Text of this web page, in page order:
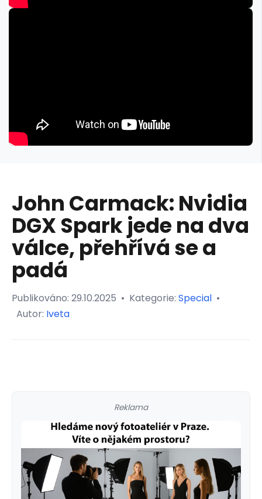
John Carmack: Nvidia
DGX Spark jede na dva
válce, přehřívá se a
padá
Publikováno: 29.10.2025 • Kategorie: Special •
Autor: Iveta
Reklama